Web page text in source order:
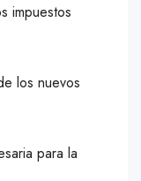
impuestos
los nuevos
para la